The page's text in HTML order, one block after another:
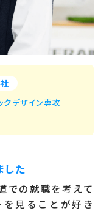
クデザイン専攻
した
での就職を考えて
見ることが好き